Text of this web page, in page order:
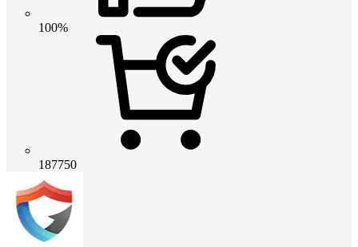
100%
187750